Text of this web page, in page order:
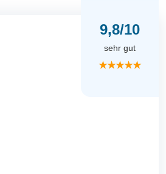
9,8/10
sehr gut
★★★★★